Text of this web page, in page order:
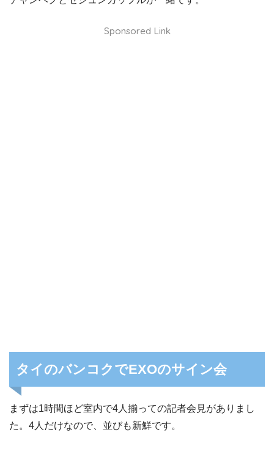
Sponsored Link
タイのバンコクでEXOのサイン会
まずは1時間ほど室内で4人揃っての記者会見がありまし
た。4人だけなので、並びも新鮮です。